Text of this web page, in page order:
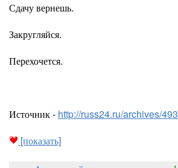
Сдачу вернешь.
Закругляйся.
Перехочется.
Источник - http://russ24.ru/archives/493
[показать]